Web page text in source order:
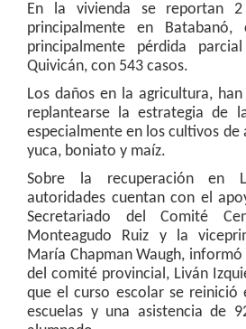
En la vivienda se reportan 2
principalmente en
principalmente pérdida
Quivicán, con 543 casos.
Los daños en la agricultura,
replantearse la estrategia de
especialmente en los cultivos
yuca, boniato y maíz.
Sobre la recuperación en
autoridades cuentan con el
Secretariado del Comité
Monteagudo Ruiz y la
María Chapman Waugh,
del comité provincial, Liván
que el curso escolar se reinició
escuelas y una asistencia de